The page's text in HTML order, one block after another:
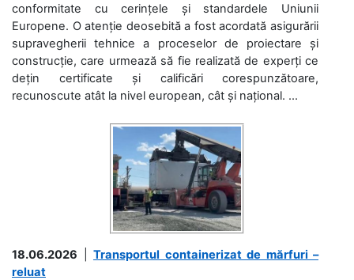
conformitate cu cerințele și standardele Uniunii
Europene. O atenție deosebită a fost acordată asigurării
supravegherii tehnice a proceselor de proiectare și
construcție, care urmează să fie realizată de experți ce
dețin certificate și calificări corespunzătoare,
recunoscute atât la nivel european, cât și național. ...
18.06.2026
Transportul containerizat de mărfuri –
reluat